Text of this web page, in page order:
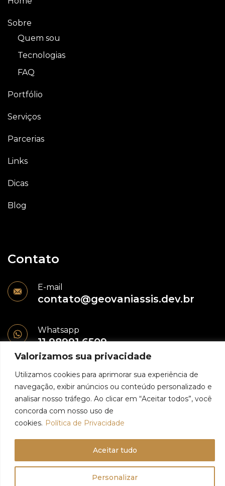
Valorizamos sua privacidade
Utilizamos cookies para aprimorar sua experiência de
navegação, exibir anúncios ou conteúdo personalizado e
analisar nosso tráfego. Ao clicar em “Aceitar todos”, você
concorda com nosso uso de
cookies. Política de Privacidade
Personalizar
Aceitar tudo
Sobre
Quem sou
Tecnologias
FAQ
Portfólio
Serviços
Parcerias
Links
Dicas
Blog
Contato
E-mail
contato@geovaniassis.dev.br
Whatsapp
11 98991 6509
© 2024 - Geovani Assis - Todos os direitos reservados
Política de Privacidade